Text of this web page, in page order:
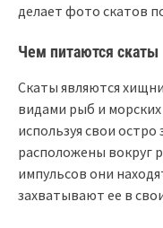
делает фото скатов
Чем питаются скаты
Скаты являются
видами рыб и
используя свои
расположены вокруг
импульсов они
захватывают ее в